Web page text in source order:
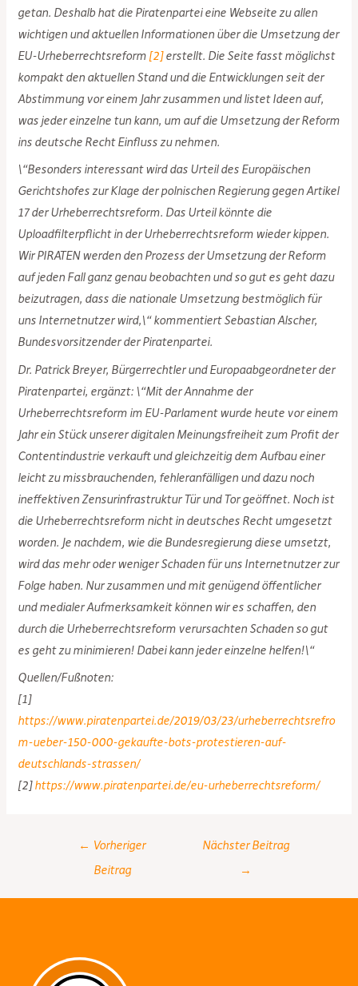
getan. Deshalb hat die Piratenpartei eine Webseite zu allen
wichtigen und aktuellen Informationen über die Umsetzung der
EU-Urheberrechtsreform [2]erstellt. Die Seite fasst möglichst
kompakt den aktuellen Stand und die Entwicklungen seit der
Abstimmung vor einem Jahr zusammen und listet Ideen auf,
was jeder einzelne tun kann, um auf die Umsetzung der Reform
ins deutsche Recht Einfluss zu nehmen.
\“Besonders interessant wird das Urteil des Europäischen
Gerichtshofes zur Klage der polnischen Regierung gegen Artikel
17 der Urheberrechtsreform. Das Urteil könnte die
Uploadfilterpflicht in der Urheberrechtsreform wieder kippen.
Wir PIRATEN werden den Prozess der Umsetzung der Reform
auf jeden Fall ganz genau beobachten und so gut es geht dazu
beizutragen, dass die nationale Umsetzung bestmöglich für
uns Internetnutzer wird,\“ kommentiert Sebastian Alscher,
Bundesvorsitzender der Piratenpartei.
Dr. Patrick Breyer, Bürgerrechtler und Europaabgeordneter der
Piratenpartei, ergänzt: \“Mit der Annahme der
Urheberrechtsreform im EU-Parlament wurde heute vor einem
Jahr ein Stück unserer digitalen Meinungsfreiheit zum Profit der
Contentindustrie verkauft und gleichzeitig dem Aufbau einer
leicht zu missbrauchenden, fehleranfälligen und dazu noch
ineffektiven Zensurinfrastruktur Tür und Tor geöffnet. Noch ist
die Urheberrechtsreform nicht in deutsches Recht umgesetzt
worden. Je nachdem, wie die Bundesregierung diese umsetzt,
wird das mehr oder weniger Schaden für uns Internetnutzer zur
Folge haben. Nur zusammen und mit genügend öffentlicher
und medialer Aufmerksamkeit können wir es schaffen, den
durch die Urheberrechtsreform verursachten Schaden so gut
es geht zu minimieren! Dabei kann jeder einzelne helfen!\“
Quellen/Fußnoten:
[1]
https://www.piratenpartei.de/2019/03/23/urheberrechtsrefro
m-ueber-150-000-gekaufte-bots-protestieren-auf-
deutschlands-strassen/
[2]https://www.piratenpartei.de/eu-urheberrechtsreform/
navigation
← Vorheriger
Beitrag
Nächster Beitrag
→